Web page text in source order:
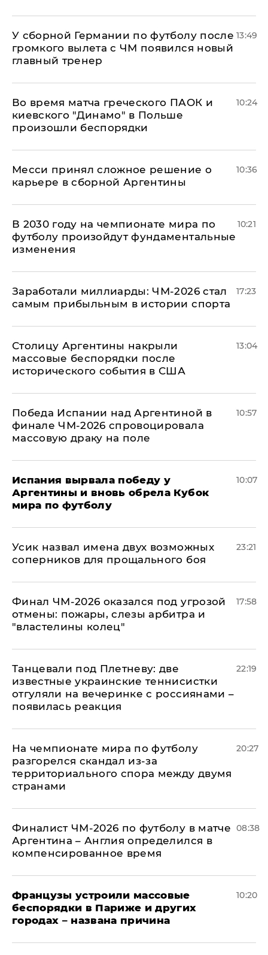
У сборной Германии по футболу после
громкого вылета с ЧМ появился новый
главный тренер
13:49
Во время матча греческого ПАОК и
киевского "Динамо" в Польше
произошли беспорядки
10:24
Месси принял сложное решение о
карьере в сборной Аргентины
10:36
В 2030 году на чемпионате мира по
футболу произойдут фундаментальные
изменения
10:21
Заработали миллиарды: ЧМ-2026 стал
самым прибыльным в истории спорта
17:23
Столицу Аргентины накрыли
массовые беспорядки после
исторического события в США
13:04
Победа Испании над Аргентиной в
финале ЧМ-2026 спровоцировала
массовую драку на поле
10:57
Испания вырвала победу у
Аргентины и вновь обрела Кубок
мира по футболу
10:07
Усик назвал имена двух возможных
соперников для прощального боя
23:21
Финал ЧМ-2026 оказался под угрозой
отмены: пожары, слезы арбитра и
"властелины колец"
17:58
Танцевали под Плетневу: две
известные украинские теннисистки
отгуляли на вечеринке с россиянами –
появилась реакция
22:19
На чемпионате мира по футболу
разгорелся скандал из-за
территориального спора между двумя
странами
20:27
Финалист ЧМ-2026 по футболу в матче
Аргентина – Англия определился в
компенсированное время
08:38
Французы устроили массовые
беспорядки в Париже и других
городах – названа причина
10:20